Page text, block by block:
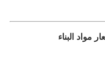
مواد البناء